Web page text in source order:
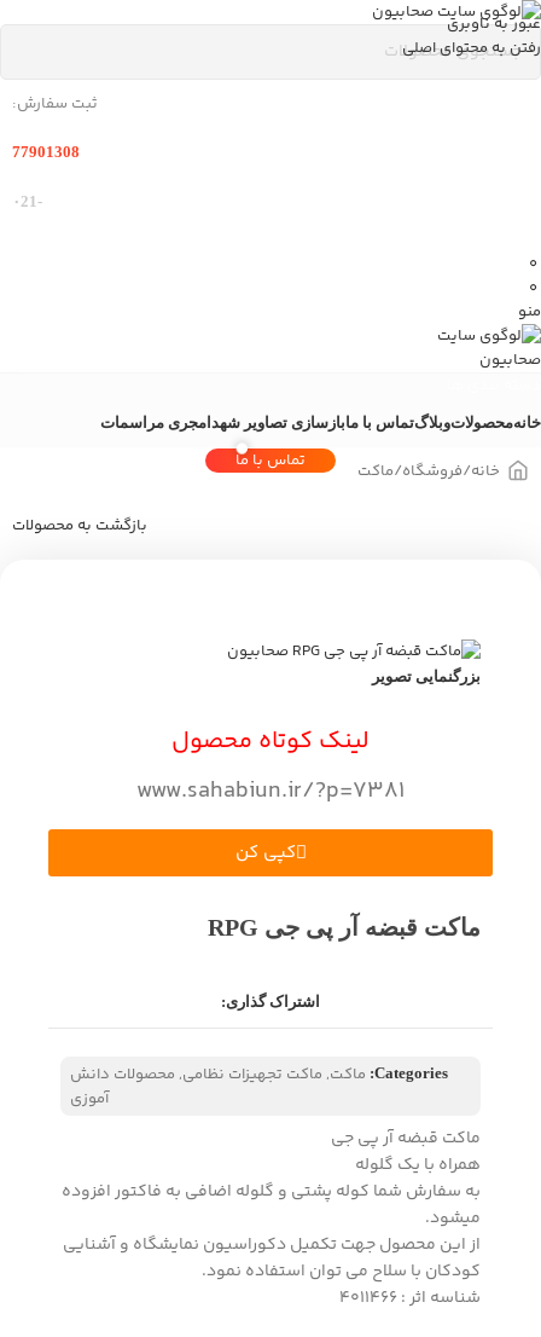
عبور به ناوبری
رفتن به محتوای اصلی
ثبت سفارش:
77901308
-۰21
0
0
منو
خانهمحصولاتوبلاگتماس با مابازسازی تصاویر شهدا مجری مراسمات
تماس با ما خانه/فروشگاه/ماکت
بازگشت به محصولات
بزرگنمایی تصویر
لینک کوتاه محصول
www.sahabiun.ir/?p=7381
کپی کن
ماکت قبضه آر پی جی RPG
اشتراک گذاری:
Categories: ماکت, ماکت تجهیزات نظامی, محصولات دانش
آموزی
ماکت قبضه آر پی جی
همراه با یک گلوله
به سفارش شما کوله پشتی و گلوله اضافی به فاکتور افزوده
میشود.
از این محصول جهت تکمیل دکوراسیون نمایشگاه و آشنایی
کودکان با سلاح می توان استفاده نمود.
شناسه اثر : 4011466